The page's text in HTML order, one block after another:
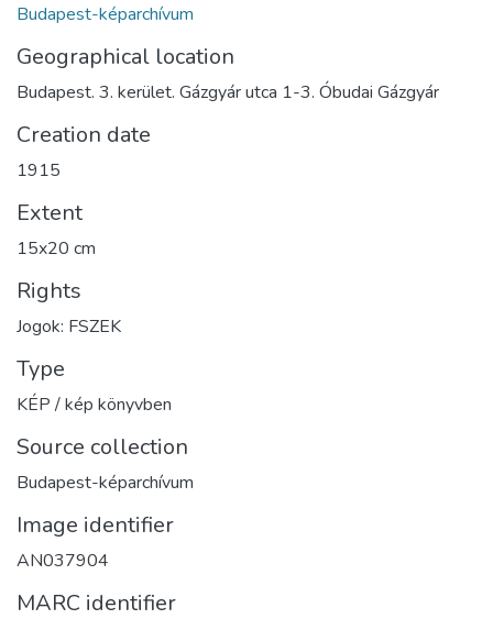
Budapest-képarchívum
Geographical location
Budapest. 3. kerület. Gázgyár utca 1-3. Óbudai Gázgyár
Creation date
1915
Extent
15x20 cm
Rights
Jogok: FSZEK
Type
KÉP / kép könyvben
Source collection
Budapest-képarchívum
Image identifier
AN037904
MARC identifier